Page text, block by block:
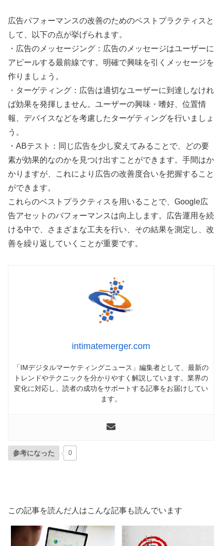
広告パフォーマンスの改善のためのベストプラクティスと
して、以下の点が挙げられます。
・広告のメッセージング：広告のメッセージはユーザーに
アピールする最前線です。明確で興味を引くメッセージを
作りましょう。
・ターゲティング：広告は適切なユーザーに到達しなけれ
ば効果を発揮しません。ユーザーの興味・嗜好、位置情
報、デバイスなどを考慮したターゲティングを行いましょ
う。
・ABテスト：同じ広告を少し変えてみることで、どの要
素が効果的なのかを見つけ出すことができます。手間はか
かりますが、これにより広告の改善度合いを把握すること
ができます。
これらのベストプラクティスを用いることで、Google広
告アセットのパフォーマンスは向上します。広告運用を続
ける中で、さまざまな工夫を行い、その結果を測定し、改
善を繰り返していくことが重要です。
intimatemerger.com
「IMデジタルマーケティングニュース」編集者として、最新の
トレンドやテクニックを分かりやすく解説しています。業界の
変化に対応し、読者の成功をサポートする記事をお届けしてい
ます。
参考になった 0
この記事を読んだ人はこんな記事も読んでいます